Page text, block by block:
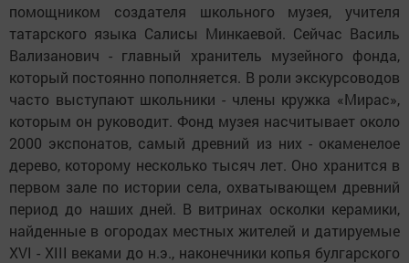
помощником создателя школьного музея, учителя
татарского языка Салисы Минкаевой. Сейчас Василь
Вализанович - главный хранитель музейного фонда,
который постоянно пополняется. В роли экскурсоводов
часто выступают школьники - члены кружка «Мирас»,
которым он руководит. Фонд музея насчитывает около
2000 экспонатов, самый древний из них - окаменелое
дерево, которому несколько тысяч лет. Оно хранится в
первом зале по истории села, охватывающем древний
период до наших дней. В витринах осколки керамики,
найденные в огородах местных жителей и датируемые
XVI - XIII веками до н.э., наконечники копья булгарского